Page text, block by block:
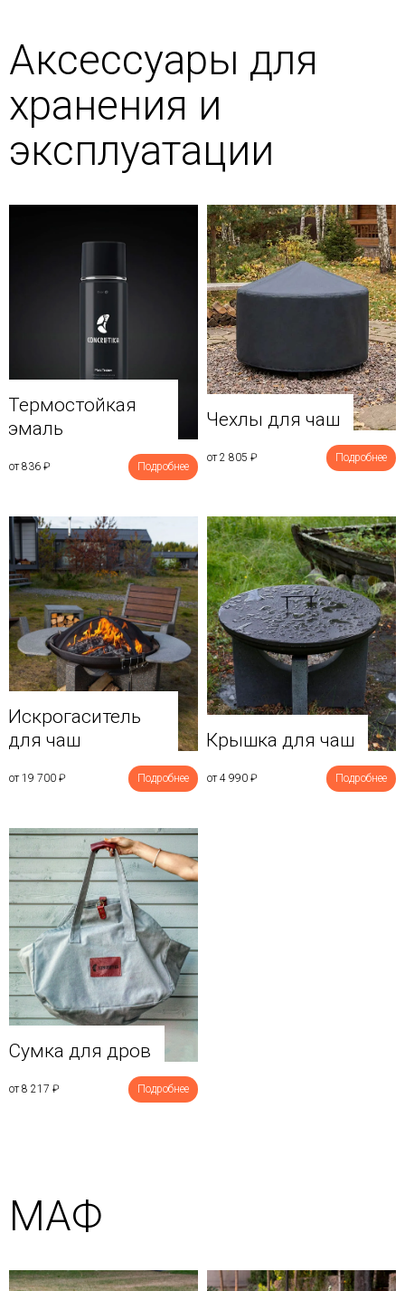
Аксессуары для
хранения и
эксплуатации
Термостойкая
эмаль
от 836 ₽ Подробнее
Чехлы для чаш
от 2 805 ₽ Подробнее
Искрогаситель
для чаш
от 19 700 ₽ Подробнее
Крышка для чаш
от 4 990 ₽ Подробнее
Сумка для дров
от 8 217 ₽ Подробнее
МАФ